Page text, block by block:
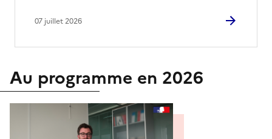
07 juillet 2026
Au programme en 2026